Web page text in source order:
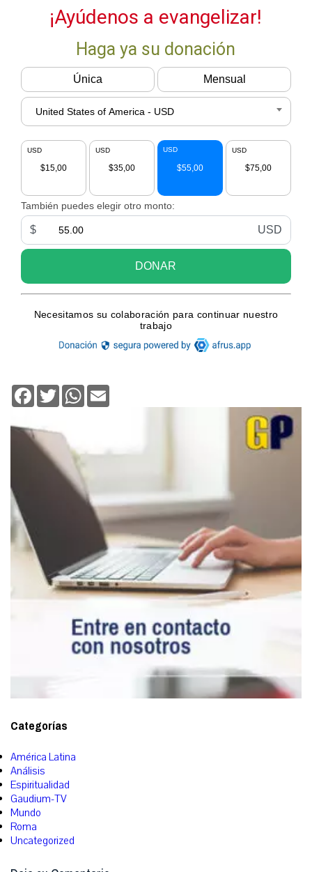
Facebook
TwitterWhatsApp
Categorías
América Latina
Análisis
Espiritualidad
Gaudium-TV
Mundo
Roma
Uncategorized